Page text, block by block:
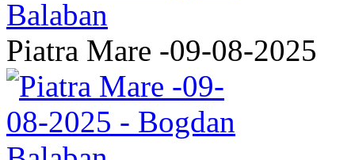
Piatra Mare -09-08-2025